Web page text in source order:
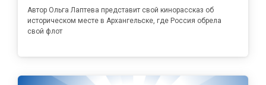
Автор Ольга Лаптева представит свой кинорассказ об
историческом месте в Архангельске, где Россия обрела
свой флот